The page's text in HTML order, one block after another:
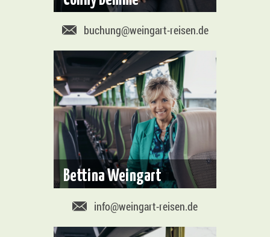
buchung@weingart-reisen.de
Bettina Weingart
info@weingart-reisen.de